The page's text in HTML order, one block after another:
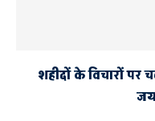
शहीदों के विचारों